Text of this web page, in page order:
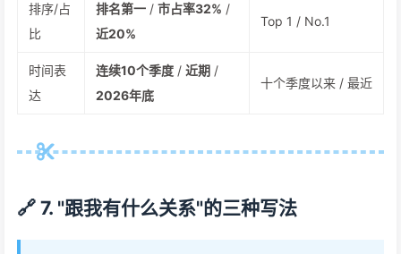
排序/占
比
排名第一 / 市占率32% /
近20%
Top 1 / No.1
时间表
达
连续10个季度 / 近期 /
2026年底
十个季度以来 / 最近
🔗 7. "跟我有什么关系"的三种写法